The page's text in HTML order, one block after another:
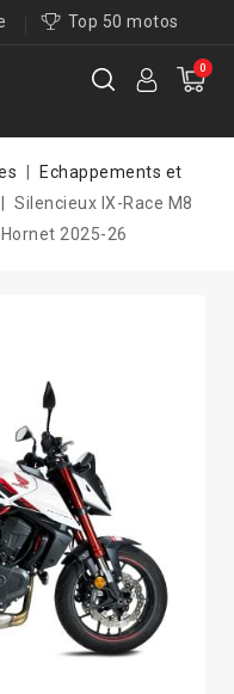
Top 50 motos
0
Echappements et
Silencieux IX-Race M8
2025-26